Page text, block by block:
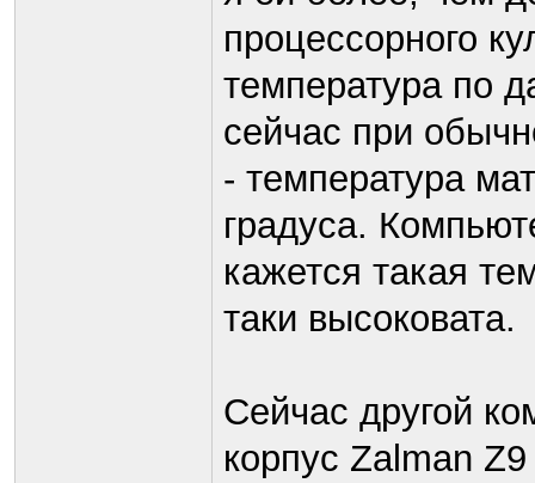
процессорного
температура по
сейчас при
- температура
градуса.
кажется такая
таки высоковата.
Сейчас другой
корпус Zalman